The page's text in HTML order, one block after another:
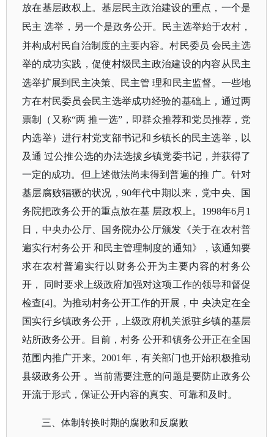
放在基层政权上。基层民主政治建设的重点，一个是
民主 选举，另一个是政务公开。民主选举始于农村，
并构成村民自治制度的主要内容。村民委员 会民主选
举的成功实践，促使村级民主政治建设的内容从民主
选举扩展到民主决策、民主管 理和民主监督。一些地
方在村民委员会民主选举成功经验的基础上，通过两
票制（又称“两 推一选”，即群众推荐和党员推荐，党
内选举）进行村党支部书记和乡镇长的民主选举，以
及通 过公推公选的办法选拔乡镇党委书记，并获得了
一定的成功。但上述做法尚未得到普遍的推 广。针对
基层腐败猖獗的状况，90年代中期以来，党中央、国
务院把政务公开的重点放在基 层政权上。1998年6月1
日，中央办公厅、国务院办公厅颁发《关于在农村普
遍实行村务公开 和民主管理制度的通知》，该通知要
求在农村普遍实行以财务公开为主要内容的村务公
开， 同时要求上级政府加强对这项工作的领导和督促
检查[4]。为推动村务公开工作的开展，中 央决定在全
国实行乡镇政务公开，上级政府机关派驻乡镇的基层
站所政务公开。目前，村务 公开和镇务公开正在全国
范围内推广开来。2001年，有关部门也开始积极推动
县级政务公开 。当前需要注意的问题是要防止政务公
开流于形式，保证公开内容的真实、可靠和及时。
三、体制转换时期的腐败和反腐败